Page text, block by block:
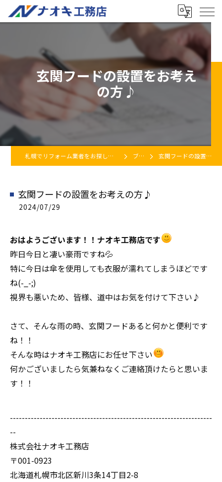
玄関フードの設置をお考え
の方♪
札幌でリフォーム業者をお探しなら株式会社ナオキ工務店 ブログ 玄関フードの設置をお考えの方♪
玄関フードの設置をお考えの方♪
2024/07/29
おはようございます！！ナオキ工務店です
昨日今日と凄い豪雨ですね💦
特に今日は傘を使用しても衣服が濡れてしまうほどです
ね(-_-;)
視界も悪いため、皆様、道中はお気を付けて下さい♪
さて、そんな雨の時、玄関フードあると何かと便利です
ね！！
そんな時はナオキ工務店にお任せ下さい
何かございましたら気兼ねなくご連絡頂けたらと思いま
す！！
--------------------------------------------------------------------
--
株式会社ナオキ工務店
〒001-0923
北海道札幌市北区新川3条14丁目2-8